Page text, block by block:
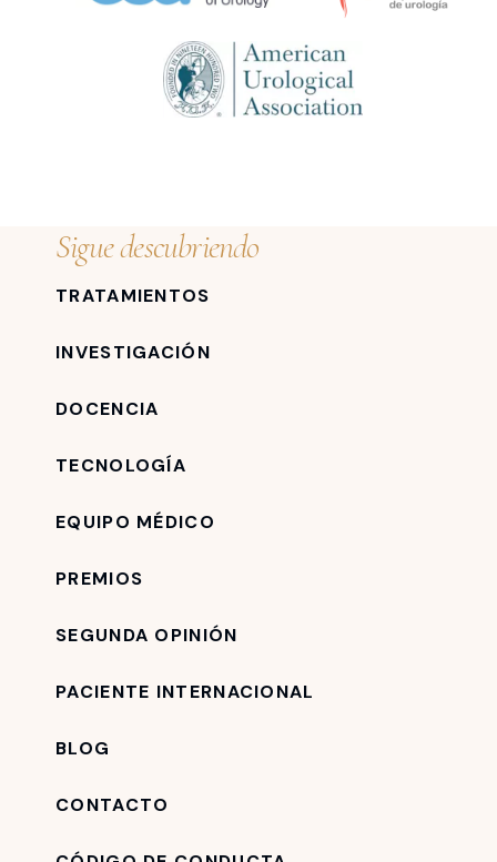
Sigue descubriendo
TRATAMIENTOS
INVESTIGACIÓN
DOCENCIA
TECNOLOGÍA
EQUIPO MÉDICO
PREMIOS
SEGUNDA OPINIÓN
PACIENTE INTERNACIONAL
BLOG
CONTACTO